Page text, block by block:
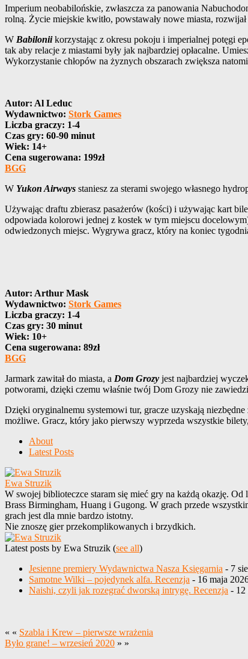
Imperium neobabilońskie, zwłaszcza za panowania
rolną. Życie miejskie kwitło, powstawały nowe miasta,
W Babiloniikorzystając z okresu pokoju i imperialnej potęgi
tak aby relacje z miastami były jak najbardziej opłacalne.
Wykorzystanie chłopów na żyznych obszarach zwiększa
Autor: Al Leduc
Wydawnictwo: Stork Games
Liczba graczy: 1-4
Czas gry: 60-90 minut
Wiek: 14+
Cena sugerowana: 199zł
BGG
W Yukon Airways staniesz za sterami swojego własnego
Używając draftu zbierasz pasażerów (kości) i używając kart
odpowiada kolorowi jednej z kostek w tym miejscu
odwiedzonych miejsc. Wygrywa gracz, który na koniec
Autor: Arthur Mask
Wydawnictwo: Stork Games
Liczba graczy: 1-4
Czas gry: 30 minut
Wiek: 10+
Cena sugerowana: 89zł
BGG
Jarmark zawitał do miasta, a Dom Grozy jest najbardziej
potworami, dzięki czemu właśnie twój Dom Grozy nie
Dzięki oryginalnemu systemowi tur, gracze uzyskają
możliwe. Gracz, który jako pierwszy wyprzeda wszystkie
About
Latest Posts
Ewa Struzik
W swojej biblioteczce staram się mieć gry na każdą okazję.
Brass Birmingham, Huang i Gugong. W grach przede
grach jest dla mnie bardzo istotny.
Nie znoszę gier przekomplikowanych i brzydkich.
Latest posts by Ewa Struzik (see all)
Jesienne premiery Wydawnictwa Nasza Księgarnia - 7
Samotne Wilki – pojedynek alfa. Recenzja - 16 maja
Naishi, czyli jak rozegrać dworską intrygę. Recenzja - 12
« « Szabla i Krew – pierwsze wrażenia
Było grane! – wrzesień 2020 » »